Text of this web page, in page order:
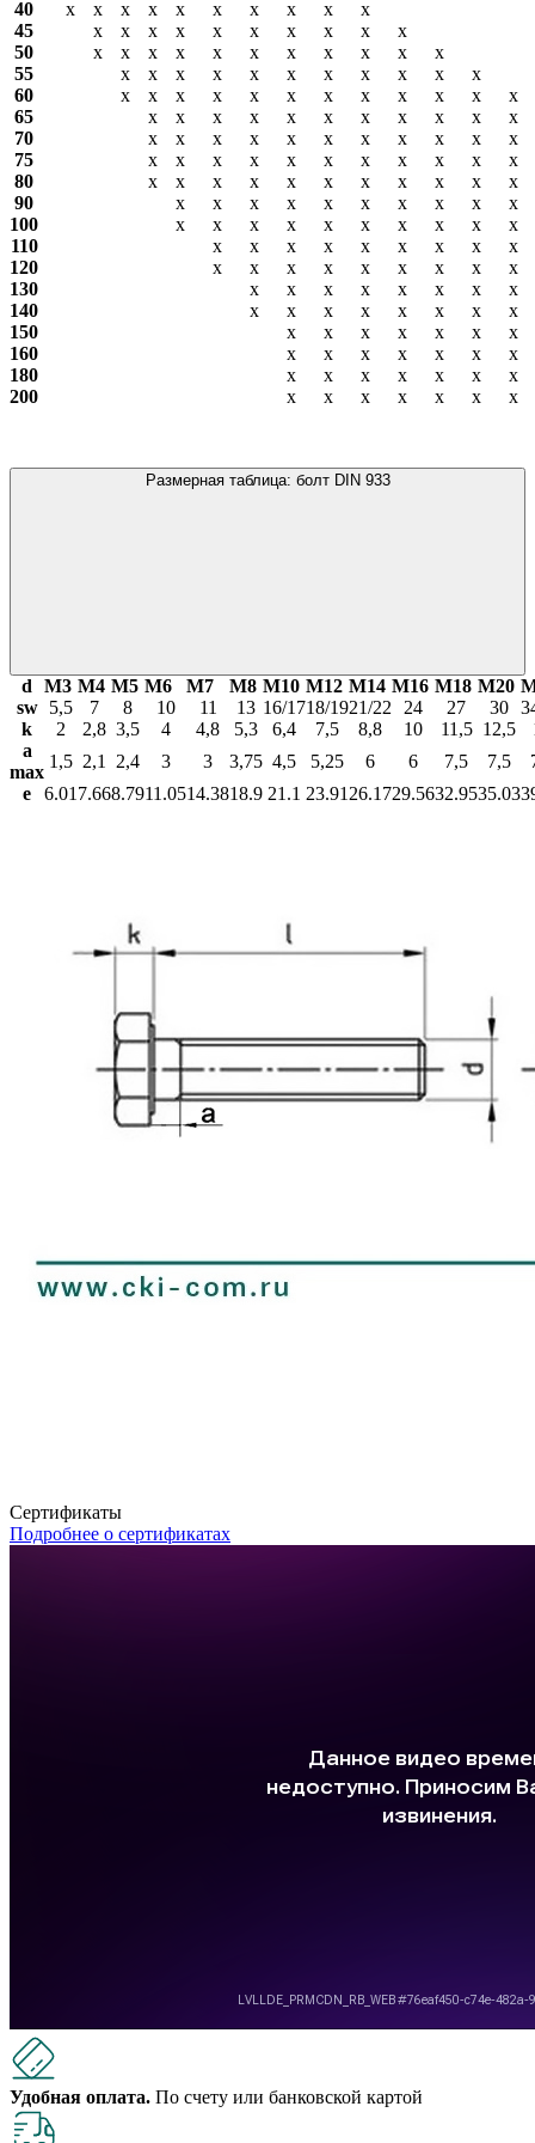
40
х х х х х х х х х
х
45
х х х х х х х х х
х
50
х х х х х х х х х х
х
55
х х х х х х х х х х
х
60
х х х х х х х х х х х
х
65
х х х х х х х х х х
х
70
х х х х х х х х х х
х
75
х х х х х х х х х х
х
80
х х х х х х х х х х
х
90
х х х х х х х х х
х
100
х х х х х х х х х
х
110
х х х х х х х х
х
120
х х х х х х х х
х
130
х х х х х х х
х
140
х х х х х х х
х
150
х х х х х х
х
160
х х х х х х
х
180
х х х х х х
х
200
х х х х х х х
Размерная таблица: болт DIN 933
d М3 М4 М5 М6 М7 М8 М10 М12 М14 М16 М18 М20
sw
5,5 7 8 10 11 13 16/1718/1921/22 24 27 30
k
2 2,8 3,5 4 4,8 5,3 6,4 7,5 8,8 10 11,5 12,5
a
max
1,5 2,1 2,4 3 3 3,75 4,5 5,25 6 6 7,5 7,5
e
6.01 7.668.7911.0514.3818.9 21.1 23.91 26.1729.5632.9535.03
Сертификаты
Подробнее о сертификатах
Удобная оплата. По счету или банковской картой